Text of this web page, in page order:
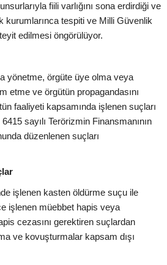
fiili varlığını sona erdirdiği ve
kurumlarınca tespiti ve Milli Güvenlik
edilmesi öngörülüyor.
yönetme, örgüte üye olma veya
etme ve örgütün propagandasını
faaliyeti kapsamında işlenen suçları
sayılı Terörizmin Finansmanının
düzenlenen suçları
işlenen kasten öldürme suçu ile
işlenen müebbet hapis veya
cezasını gerektiren suçlardan
ve kovuşturmalar kapsam dışı